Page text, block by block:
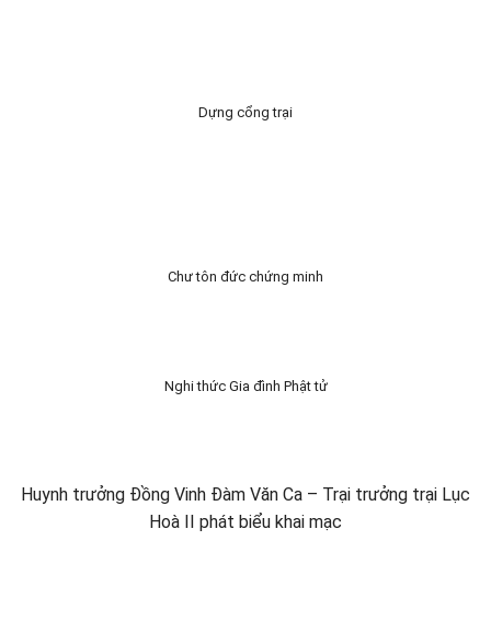
Dựng cổng trại
Chư tôn đức chứng minh
Nghi thức Gia đình Phật tử
Huynh trưởng Đồng Vinh Đàm Văn Ca – Trại trưởng trại Lục
Hoà II phát biểu khai mạc